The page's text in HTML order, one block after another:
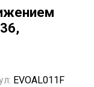
EVOAL011F